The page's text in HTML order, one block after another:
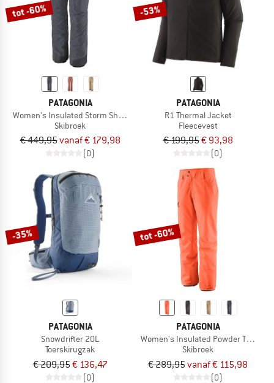
tot -60%
PATAGONIA
Women's Insulated Storm Shift Pants
Skibroek
€ 449,95vanaf € 179,98
(0)
-53%
PATAGONIA
R1 Thermal Jacket
Fleecevest
€ 199,95€ 93,98
(0)
-35%
PATAGONIA
Snowdrifter 20L
Toerskirugzak
€ 209,95€ 136,47
(0)
tot -60%
PATAGONIA
Women's Insulated Powder Town
Skibroek
€ 289,95vanaf € 115,98
(0)